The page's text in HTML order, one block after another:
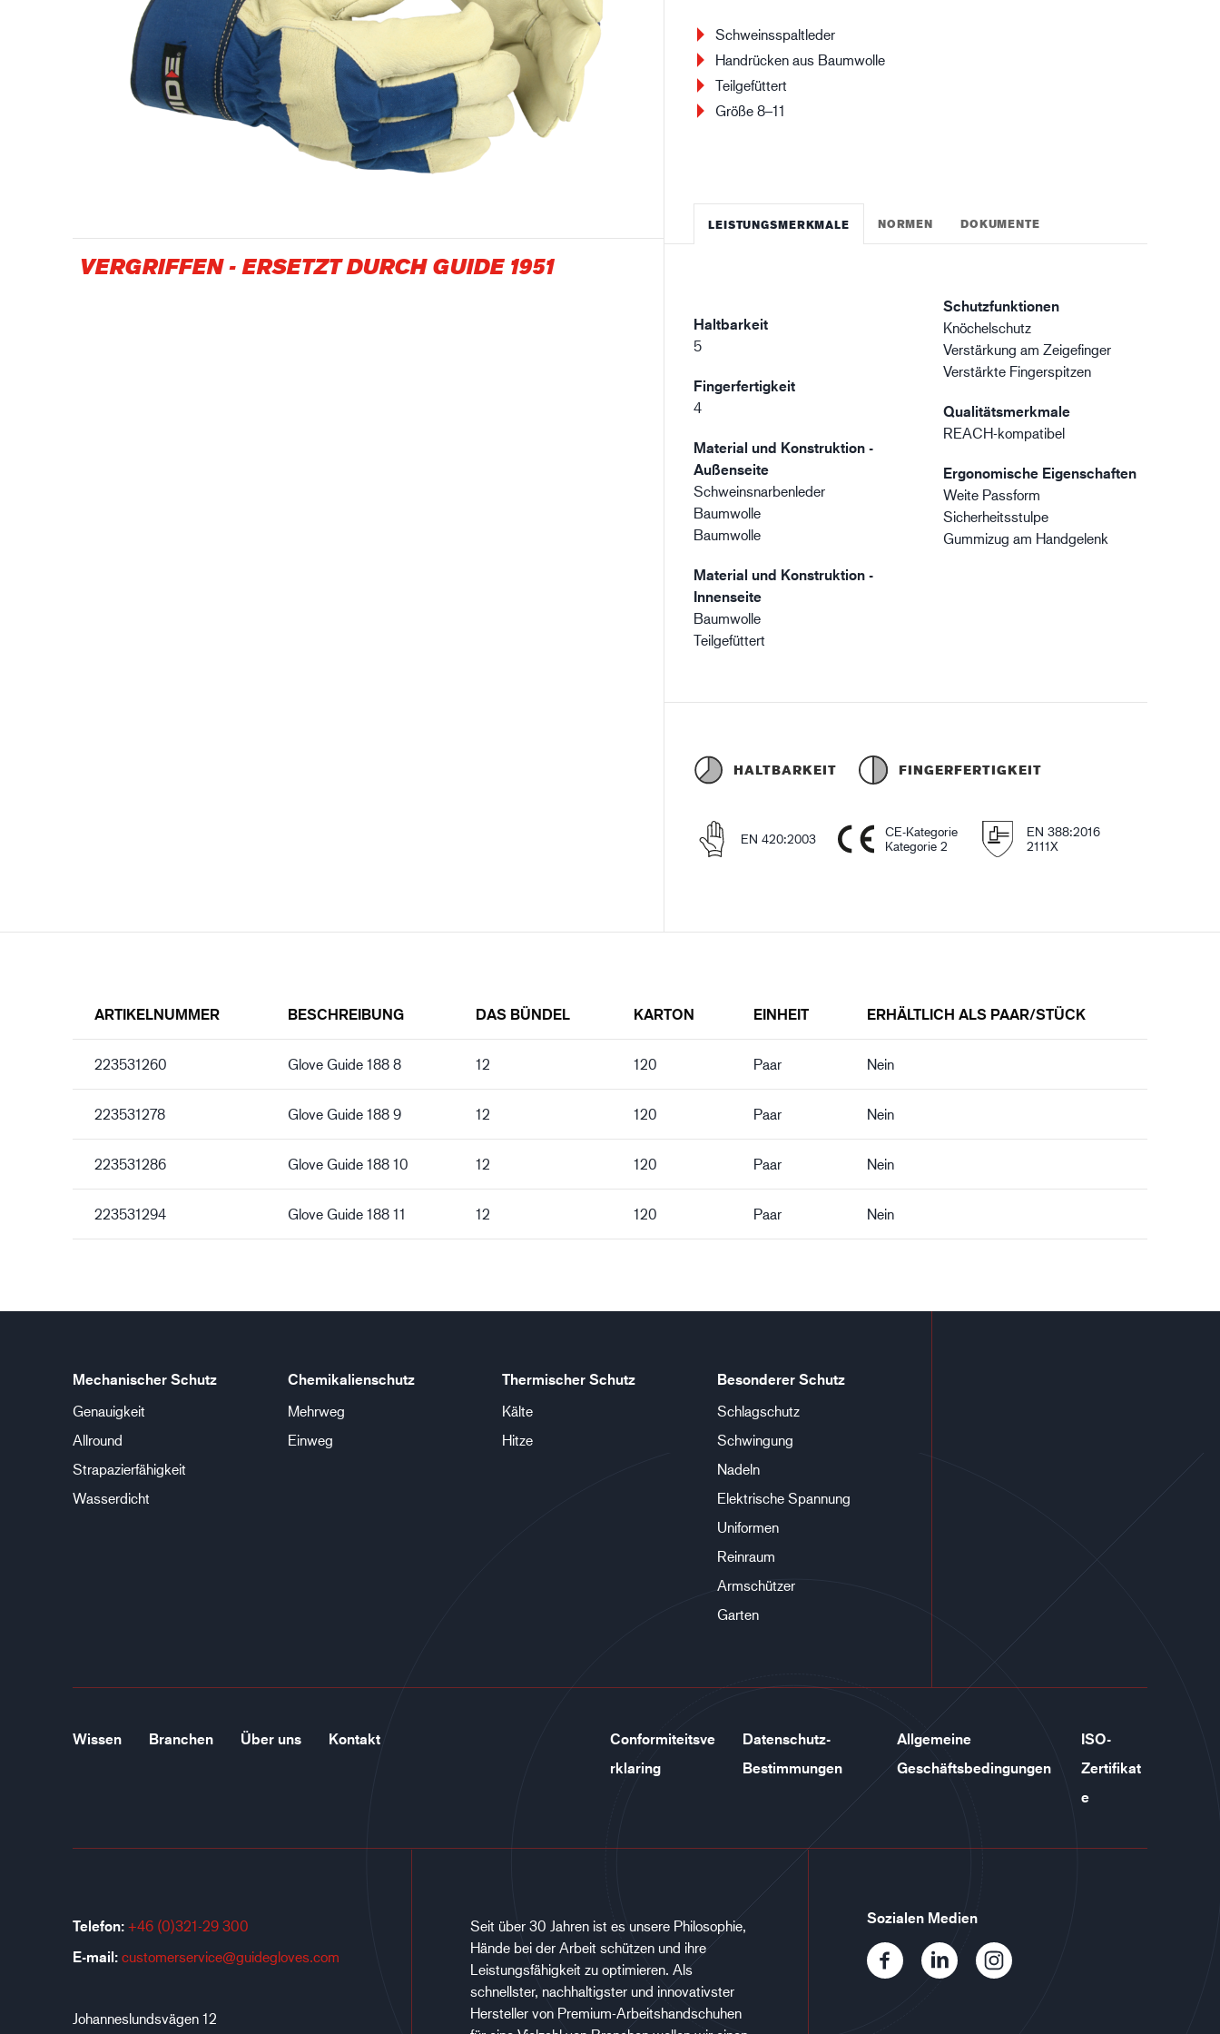
Erdöl- und Gasindustrie Baugewerbe
VERGRIFFEN- ERSETZT DURCH GUIDE 1951
Schweinsspaltleder
Handrücken aus Baumwolle
Teilgefüttert
Größe 8–11
LEISTUNGSMERKMALE NORMEN DOKUMENTE
Haltbarkeit
5
Fingerfertigkeit
4
Material und Konstruktion -
Außenseite
Schweinsnarbenleder
Baumwolle
Baumwolle
Material und Konstruktion -
Innenseite
Baumwolle
Teilgefüttert
Schutzfunktionen
Knöchelschutz
Verstärkung am Zeigefinger
Verstärkte Fingerspitzen
Qualitätsmerkmale
REACH-kompatibel
Ergonomische Eigenschaften
Weite Passform
Sicherheitsstulpe
Gummizug am Handgelenk
HALTBARKEIT FINGERFERTIGKEIT
EN 420:2003
CE-Kategorie
Kategorie 2
EN 388:2016
2111X
ARTIKELNUMMER BESCHREIBUNG DAS BÜNDEL KARTON EINHEIT ERHÄLTLICH ALS PAAR/STÜCK
223531260 Glove Guide 188 8 12 120 Paar Nein
223531278 Glove Guide 188 9 12 120 Paar Nein
223531286 Glove Guide 188 10 12 120 Paar Nein
223531294 Glove Guide 188 11 12 120 Paar Nein
Mechanischer Schutz
Genauigkeit
Allround
Strapazierfähigkeit
Wasserdicht
Chemikalienschutz
Mehrweg
Einweg
Thermischer Schutz
Kälte
Hitze
Besonderer Schutz
Schlagschutz
Schwingung
Nadeln
Elektrische Spannung
Uniformen
Reinraum
Armschützer
Garten
Wissen Branchen Über uns Kontakt
Conformiteitsve
rklaring
Datenschutz-
Bestimmungen
Allgemeine
Geschäftsbedingungen
ISO-
Zertifikat
e
Telefon: +46 (0)321-29 300
E-mail: customerservice@guidegloves.com
Johanneslundsvägen 12
Seit über 30 Jahren ist es unsere Philosophie,
Hände bei der Arbeit schützen und ihre
Leistungsfähigkeit zu optimieren. Als
schnellster, nachhaltigster und innovativster
Hersteller von Premium-Arbeitshandschuhen
Sozialen Medien